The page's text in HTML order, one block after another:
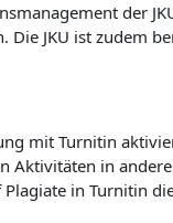
der
JKU ist zudem
mit Turnitin
Aktivitäten in
in Turnitin